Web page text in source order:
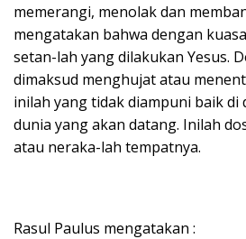
memerangi, menolak dan
mengatakan bahwa dengan
setan-lah yang dilakukan Yesus.
dimaksud menghujat atau
inilah yang tidak diampuni baik di
dunia yang akan datang. Inilah
atau neraka-lah tempatnya.
Rasul Paulus mengatakan :